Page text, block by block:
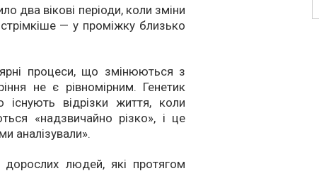
два вікові періоди, коли зміни
— у проміжку близько
процеси, що змінюються з
не є рівномірним. Генетик
відрізки життя, коли
«надзвичайно різко», і це
аналізували».
людей, які протягом